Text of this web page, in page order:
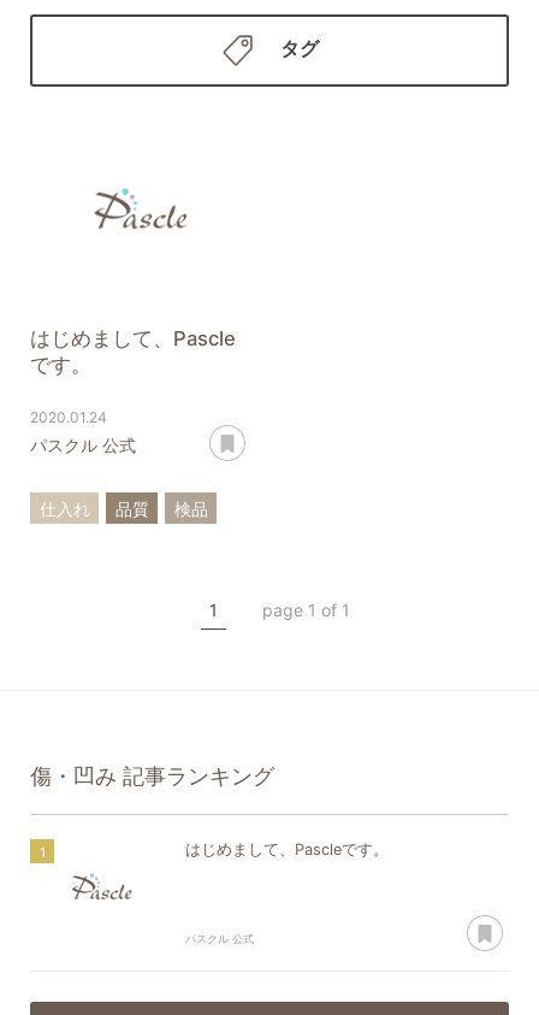
タグ
はじめまして、Pascle
です。
2020.01.24
パスクル 公式
仕入れ 品質
検品
1 page 1 of 1
傷・凹み 記事ランキング
はじめまして、Pascleです。
パスクル 公式